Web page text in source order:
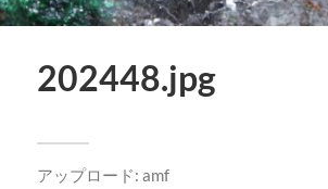
202448.jpg
アップロード: amf